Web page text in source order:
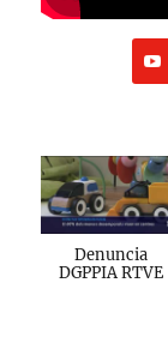
Denuncia
DGPPIA RTVE